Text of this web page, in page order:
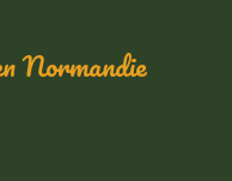
Normandie